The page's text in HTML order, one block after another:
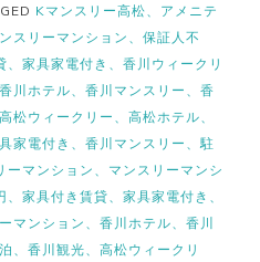
Kマンスリー高松、アメニテ
スリーマンション、保証人不
家具家電付き、香川ウィークリ
川ホテル、香川マンスリー、香
松ウィークリー、高松ホテル、
家電付き、香川マンスリー、駐
ーマンション、マンスリーマンシ
家具付き賃貸、家具家電付き、
マンション、香川ホテル、香川
、香川観光、高松ウィークリ